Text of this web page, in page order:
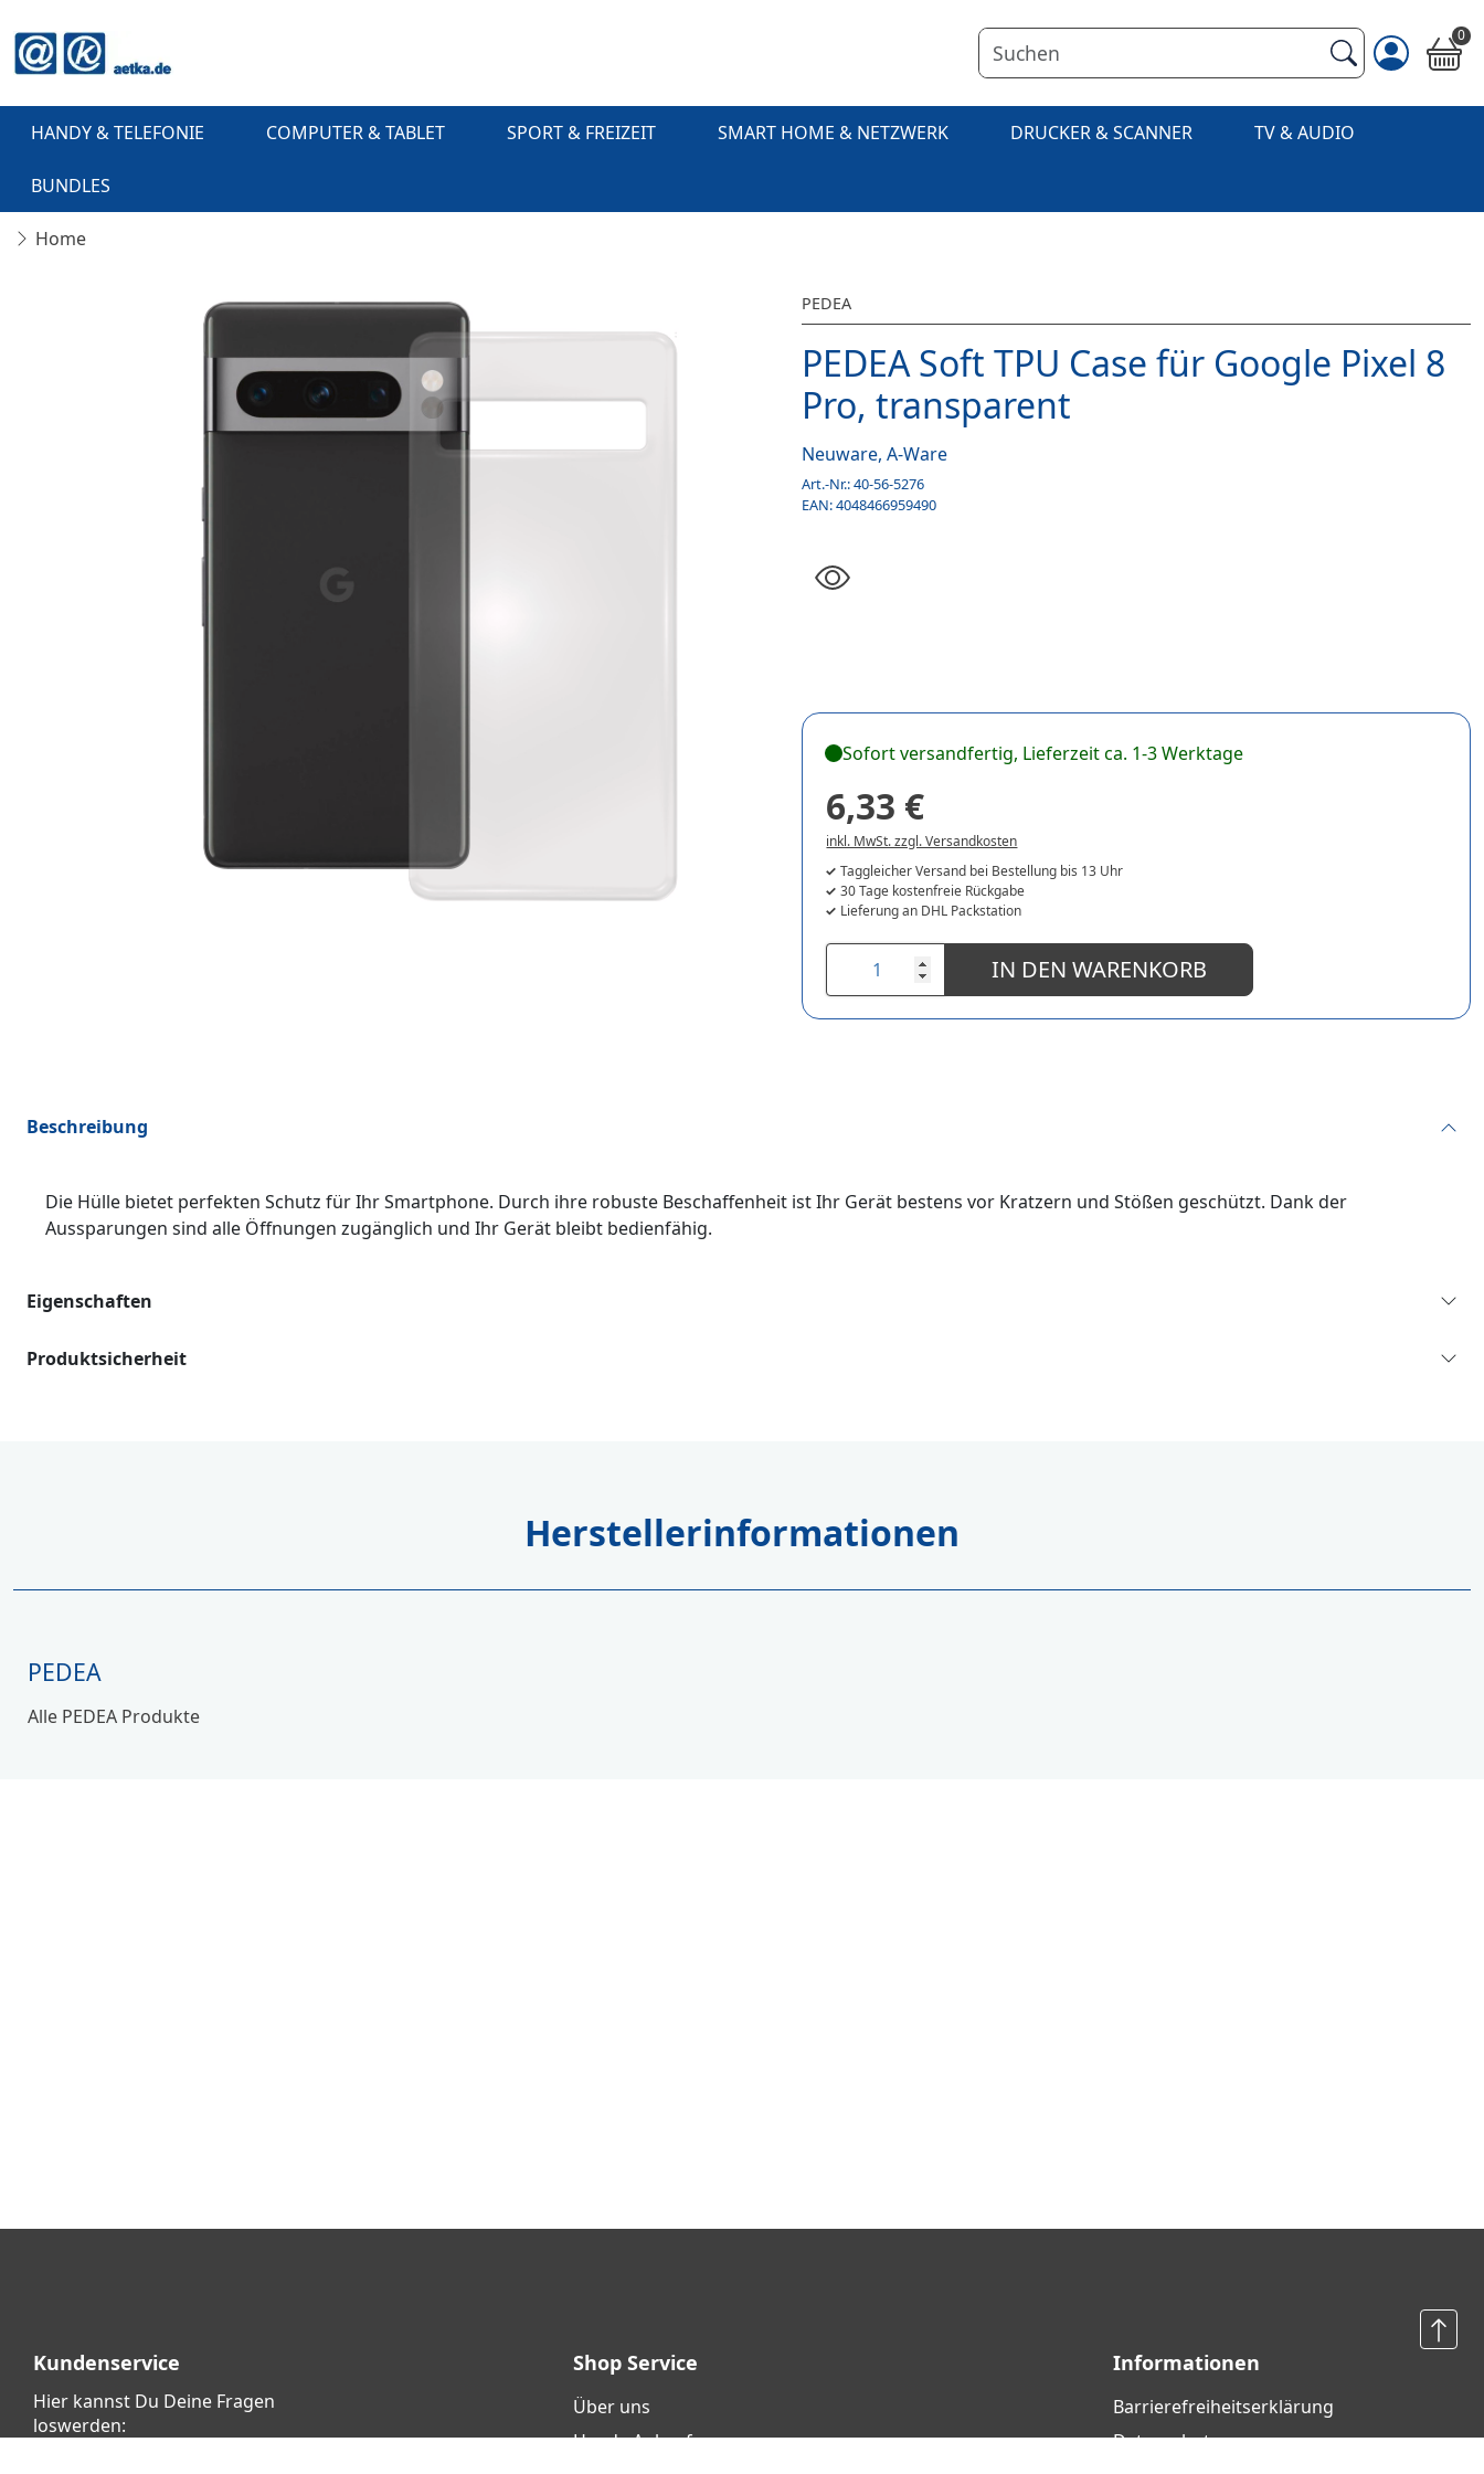
0
HANDY & TELEFONIE COMPUTER & TABLET SPORT & FREIZEIT SMART HOME & NETZWERK DRUCKER & SCANNER TV & AUDIO
BUNDLES
Home
PEDEA
PEDEA Soft TPU Case für Google Pixel 8
Pro, transparent
Neuware, A-Ware
Art.-Nr.:40-56-5276
EAN:4048466959490
Sofort versandfertig, Lieferzeit ca. 1-3 Werktage
6,33 €
inkl. MwSt. zzgl. Versandkosten
Taggleicher Versand bei Bestellung bis 13 Uhr
30 Tage kostenfreie Rückgabe
Lieferung an DHL Packstation
IN DEN WARENKORB
Beschreibung
Die Hülle bietet perfekten Schutz für Ihr Smartphone. Durch ihre robuste Beschaffenheit ist Ihr Gerät bestens vor Kratzern und Stößen geschützt. Dank der
Aussparungen sind alle Öffnungen zugänglich und Ihr Gerät bleibt bedienfähig.
Eigenschaften
Produktsicherheit
Herstellerinformationen
PEDEA
Alle PEDEA Produkte
Kundenservice
Hier kannst Du Deine Fragen
loswerden:
Shop Service
Über uns
Handy-Ankauf
Informationen
Barrierefreiheits­erklärung
Datenschutz